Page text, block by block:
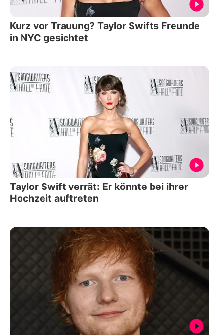
Kurz vor Trauung? Taylor Swifts Freunde
in NYC gesichtet
Taylor Swift verrät: Er könnte bei ihrer
Hochzeit auftreten